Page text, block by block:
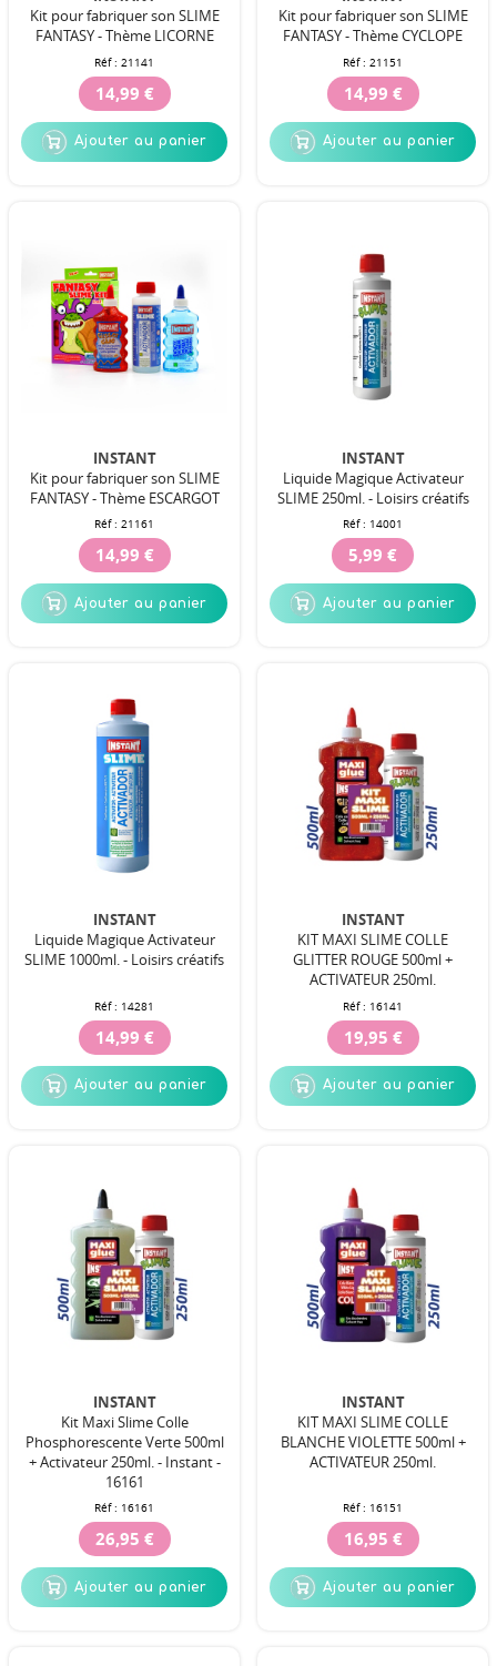
Kit pour fabriquer son SLIME
FANTASY - Thème LICORNE
Réf : 21141
14,99 €
Ajouter au panier
Kit pour fabriquer son SLIME
FANTASY - Thème CYCLOPE
Réf : 21151
14,99 €
Ajouter au panier
INSTANT
Kit pour fabriquer son SLIME
FANTASY - Thème ESCARGOT
Réf : 21161
14,99 €
Ajouter au panier
INSTANT
Liquide Magique Activateur
SLIME 250ml. - Loisirs créatifs
Réf : 14001
5,99 €
Ajouter au panier
INSTANT
Liquide Magique Activateur
SLIME 1000ml. - Loisirs créatifs
Réf : 14281
14,99 €
Ajouter au panier
INSTANT
KIT MAXI SLIME COLLE
GLITTER ROUGE 500ml +
ACTIVATEUR 250ml.
Réf : 16141
19,95 €
Ajouter au panier
INSTANT
Kit Maxi Slime Colle
Phosphorescente Verte 500ml
+ Activateur 250ml. - Instant -
16161
Réf : 16161
26,95 €
Ajouter au panier
INSTANT
KIT MAXI SLIME COLLE
BLANCHE VIOLETTE 500ml +
ACTIVATEUR 250ml.
Réf : 16151
16,95 €
Ajouter au panier